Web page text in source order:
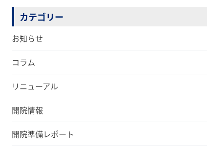
カテゴリー
お知らせ
コラム
リニューアル
開院情報
開院準備レポート